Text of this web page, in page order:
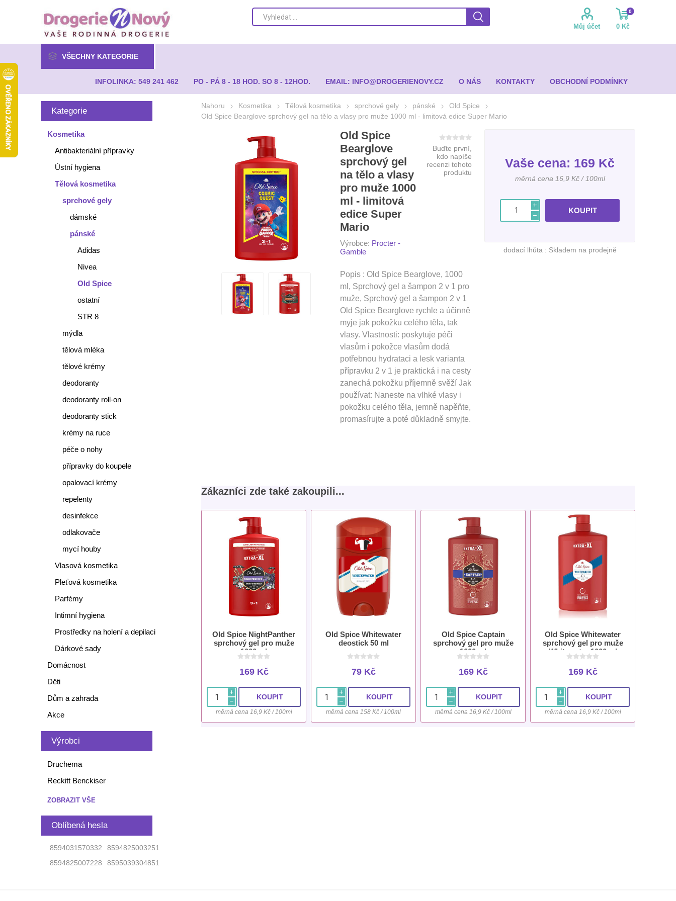
Můj účet
0
0 Kč
VŠECHNY KATEGORIE
INFOLINKA: 549 241 462 PO - PÁ 8 - 18 HOD. SO 8 - 12HOD. EMAIL: INFO@DROGERIENOVY.CZ O NÁS KONTAKTY OBCHODNÍ PODMÍNKY
Nahoru Kosmetika Tělová kosmetika sprchové gely pánské
Old Spice
Old Spice Bearglove sprchový gel na tělo a vlasy pro muže 1000 ml - limitová edice Super Mario
Old Spice
Bearglove
sprchový gel
na tělo a vlasy
pro muže 1000
ml - limitová
edice Super
Mario
Výrobce: Procter -
Gamble
Buďte první,
kdo napíše
recenzi tohoto
produktu
Popis : Old Spice Bearglove, 1000
ml, Sprchový gel a šampon 2 v 1 pro
muže, Sprchový gel a šampon 2 v 1
Old Spice Bearglove rychle a účinně
myje jak pokožku celého těla, tak
vlasy. Vlastnosti: poskytuje péči
vlasům i pokožce vlasům dodá
potřebnou hydrataci a lesk varianta
přípravku 2 v 1 je praktická i na cesty
zanechá pokožku příjemně svěží Jak
používat: Naneste na vlhké vlasy i
pokožku celého těla, jemně napěňte,
promasírujte a poté důkladně smyjte.
Vaše cena: 169 Kč
měrná cena 16,9 Kč / 100ml
i
h
dodací lhůta : Skladem na prodejně
Zákazníci zde také zakoupili...
Old Spice NightPanther
sprchový gel pro muže
1000 ml
169 Kč
i
h
měrná cena 16,9 Kč / 100ml
Old Spice Whitewater
deostick 50 ml
79 Kč
i
h
měrná cena 158 Kč / 100ml
Old Spice Captain
sprchový gel pro muže
1000 ml
169 Kč
i
h
měrná cena 16,9 Kč / 100ml
Old Spice Whitewater
sprchový gel pro muže
Whitewater 1000 ml
169 Kč
i
h
měrná cena 16,9 Kč / 100ml
Kategorie
Kosmetika
Antibakteriální přípravky
Ústní hygiena
Tělová kosmetika
sprchové gely
dámské
pánské
Adidas
Nivea
Old Spice
ostatní
STR 8
mýdla
tělová mléka
tělové krémy
deodoranty
deodoranty roll-on
deodoranty stick
krémy na ruce
péče o nohy
přípravky do koupele
opalovací krémy
repelenty
desinfekce
odlakovače
mycí houby
Vlasová kosmetika
Pleťová kosmetika
Parfémy
Intimní hygiena
Prostředky na holení a depilaci
Dárkové sady
Domácnost
Děti
Dům a zahrada
Akce
Výrobci
Druchema
Reckitt Benckiser
ZOBRAZIT VŠE
Oblíbená hesla
8594031570332
8594825003251
8594825007228
8595039304851